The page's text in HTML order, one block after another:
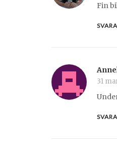
Fin
SVARA
31
SVARA